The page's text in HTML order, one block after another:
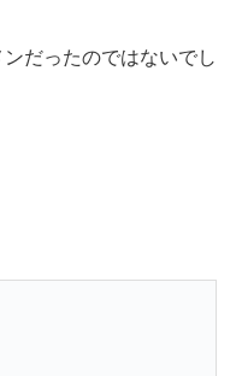
だったのではないでし